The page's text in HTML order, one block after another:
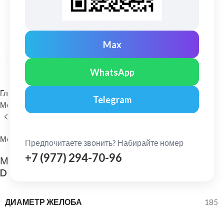
Max
WhatsApp
Telegram
Предпочитаете звонить? Набирайте номер
+7 (977) 294-70-96
Нажмите, чтобы увеличить
Главная
Металлические водосточные системы
Желоб водосточный
МеталлПрофиль
МеталлПрофиль: Желоб водосточный Проект
D=185 мм L=3м Ре Ral 9003
ДИАМЕТР ЖЕЛОБА 185